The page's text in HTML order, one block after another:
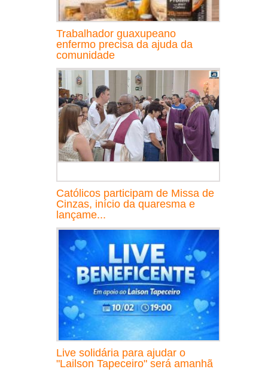
Trabalhador guaxupeano
enfermo precisa da ajuda da
comunidade
Católicos participam de Missa de
Cinzas, início da quaresma e
lançame...
Live solidária para ajudar o
"Lailson Tapeceiro" será amanhã